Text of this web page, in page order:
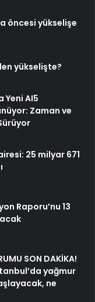
öncesi yükselişe
yükselişte?
Yeni AI5
Zaman ve
25 milyar 671
Raporu’nu 13
SON DAKİKA!
yağmur
ne